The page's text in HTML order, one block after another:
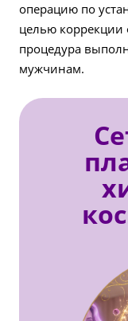
операцию по
целью коррекции
процедура
мужчинам.